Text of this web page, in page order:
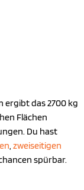
ergibt das 2700 kg
Flächen
Du hast
zweiseitigen
spürbar.